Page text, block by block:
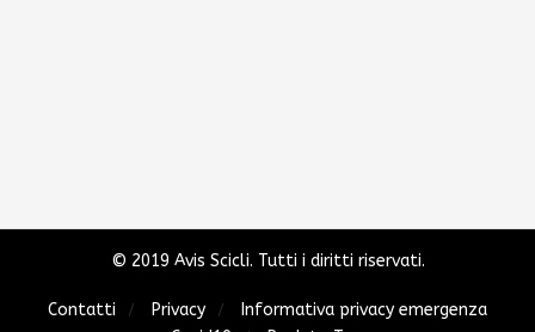
© 2019 Avis Scicli. Tutti i diritti riservati.
Contatti Privacy
Informativa privacy emergenza